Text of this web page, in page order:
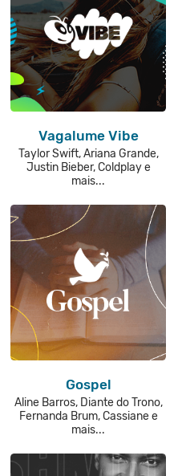
Vagalume Vibe
Taylor Swift, Ariana Grande,
Justin Bieber, Coldplay e
mais...
Gospel
Aline Barros, Diante do Trono,
Fernanda Brum, Cassiane e
mais...